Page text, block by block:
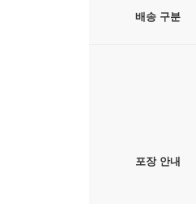
배송 구분
포장 안내